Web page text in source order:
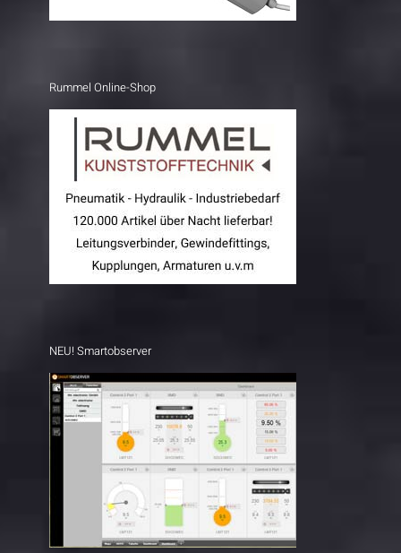
Rummel Online-Shop
NEU! Smartobserver